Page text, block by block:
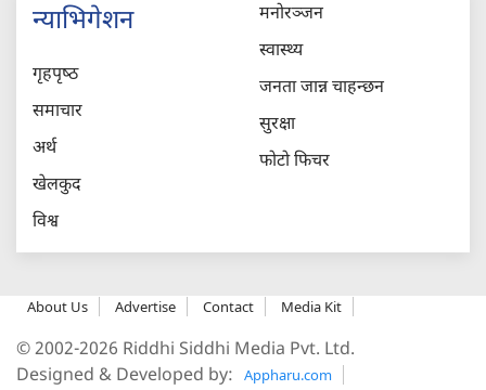
न्याभिगेशन
गृहपृष्‍ठ
समाचार
अर्थ
खेलकुद
विश्व
मनोरञ्जन
स्वास्थ्य
जनता जान्न चाहन्छन
सुरक्षा
फोटो फिचर
About Us Advertise Contact Media Kit
© 2002-2026 Riddhi Siddhi Media Pvt. Ltd.
Designed & Developed by:
Appharu.com